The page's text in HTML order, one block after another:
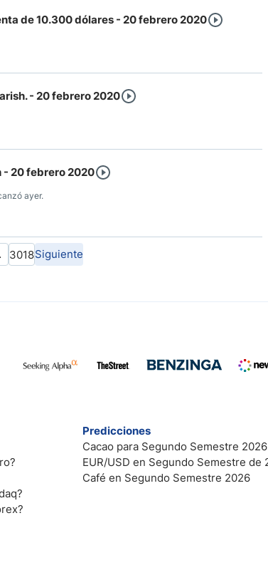
de 10.300 dólares - 20 febrero 2020
- 20 febrero 2020
- 20 febrero 2020
ayer.
3018Siguiente
Predicciones
Cacao para Segundo Semestre 2026
EUR/USD en Segundo Semestre de
Café en Segundo Semestre 2026